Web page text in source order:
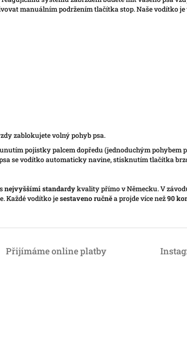
manuálním podržením tlačítka stop. Naše vodítko
zablokujete volný pohyb psa.
pojistky palcem dopředu (jednoduchým pohybem
se vodítko automaticky navine, stisknutím tlačítka
nejvyššími standardykvality přímo v Německu. V
Každé vodítko jesestaveno ručněa projde více než90
Přijímáme online platby